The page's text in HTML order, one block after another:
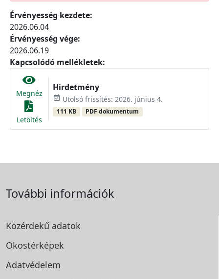
Érvényesség kezdete:
2026.06.04
Érvényesség vége:
2026.06.19
Kapcsolódó mellékletek:
Megnéz
Letöltés
Hirdetmény
event_available Utolsó frissítés: 2026. június 4.
111 KB PDF dokumentum
További információk
Közérdekű adatok
Okostérképek
Adatvédelem